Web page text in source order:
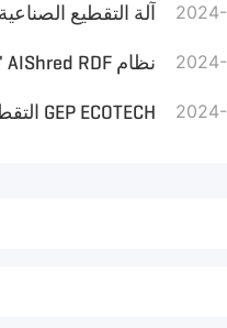
آلة التقطيع
GEP ECOTECH التقطيع الصناعي في إعادة تدوير الألياف الزجاجية